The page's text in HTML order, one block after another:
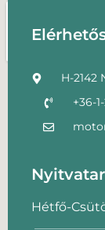
H-2142
+36-
Hétfő-